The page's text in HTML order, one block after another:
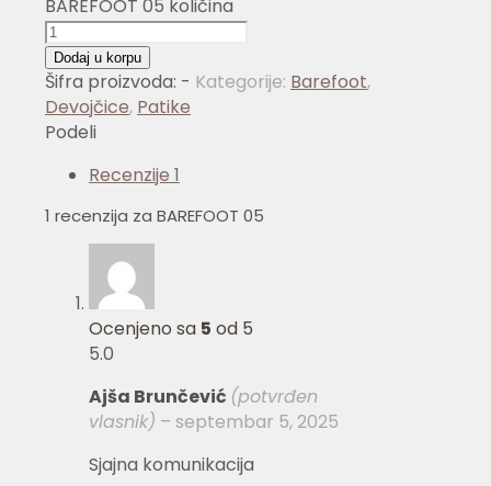
BAREFOOT 05 količina
Dodaj u korpu
Šifra proizvoda: - Kategorije: Barefoot,
Devojčice, Patike
Podeli
Recenzije 1
1 recenzija za BAREFOOT 05
Ocenjeno sa 5 od 5
5.0
Ajša Brunčević (potvrđen
vlasnik) – septembar 5, 2025
Sjajna komunikacija